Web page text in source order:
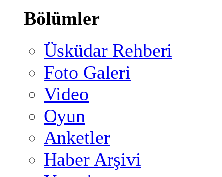
Bölümler
Üsküdar Rehberi
Foto Galeri
Video
Oyun
Anketler
Haber Arşivi